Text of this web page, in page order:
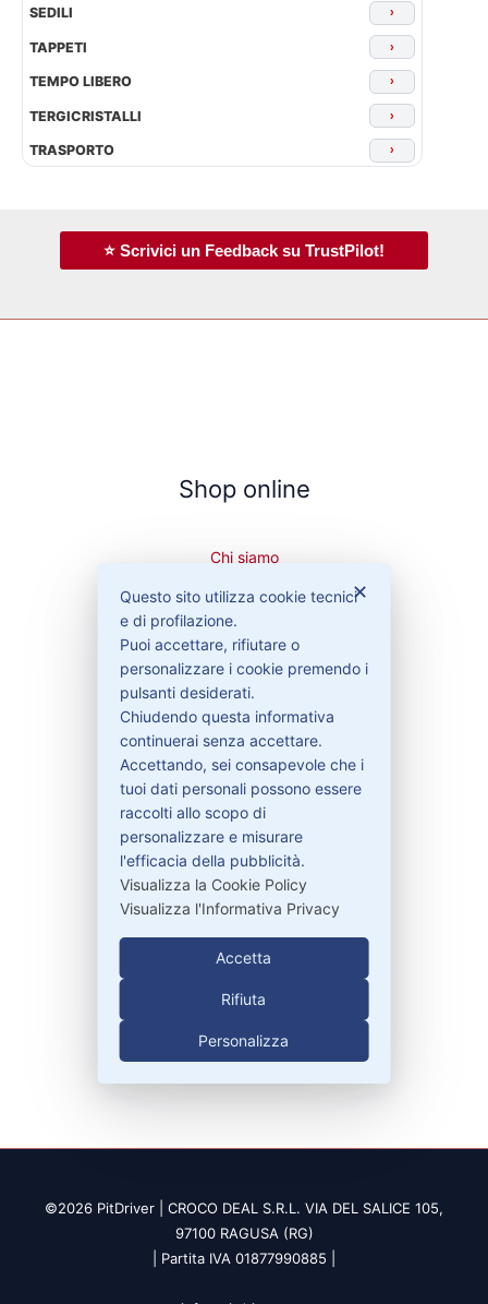
SEDILI ›
TAPPETI ›
TEMPO LIBERO ›
TERGICRISTALLI ›
TRASPORTO ›
⭐ Scrivici un Feedback su TrustPilot!
Shop online
Chi siamo
Privacy Policy
Condizioni di vendita
Spedizioni e recesso
Bisogno di aiuto?
Contattaci
Garanzie
Contatti
©2026 PitDriver | CROCO DEAL S.R.L. VIA DEL SALICE 105,
97100 RAGUSA (RG)
| Partita IVA 01877990885 |
✕
Questo sito utilizza cookie tecnici
e di profilazione.
Puoi accettare, rifiutare o
personalizzare i cookie premendo i
pulsanti desiderati.
Chiudendo questa informativa
continuerai senza accettare.
Accettando, sei consapevole che i
tuoi dati personali possono essere
raccolti allo scopo di
personalizzare e misurare
l'efficacia della pubblicità.
Visualizza la Cookie Policy
Visualizza l'Informativa Privacy
Accetta
Rifiuta
Personalizza